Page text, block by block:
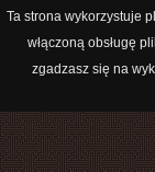
Ta strona wykorzystuje
włączoną obsługę
zgadzasz się na